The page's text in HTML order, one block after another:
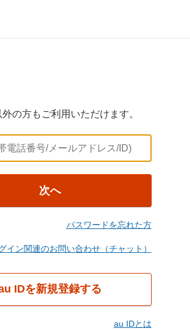
の方もご利用いただけます。
次へ
パスワードを忘れた方
イン関連のお問い合わせ（チャット）
IDを新規登録する
au IDとは